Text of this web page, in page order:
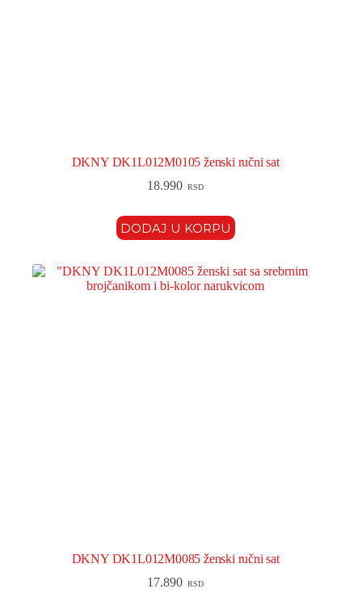
DKNY DK1L012M0105 ženski ručni sat
18.990 RSD
DODAJ U KORPU
DKNY DK1L012M0085 ženski ručni sat
17.890 RSD